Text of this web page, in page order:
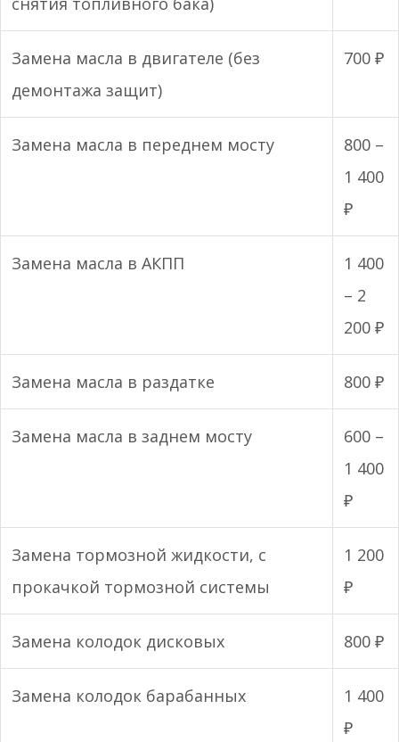
Замена масла в двигателе (без
демонтажа защит)
700 ₽
Замена масла в переднем мосту
800 –
1 400
₽
Замена масла в АКПП
1 400
– 2
200 ₽
Замена масла в раздатке 800 ₽
Замена масла в заднем мосту
600 –
1 400
₽
Замена тормозной жидкости, с
прокачкой тормозной системы
1 200
₽
Замена колодок дисковых 800 ₽
Замена колодок барабанных
1 400
₽